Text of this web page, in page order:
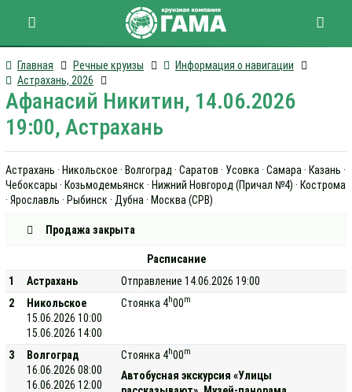
Главная Речные круизы
Информация о навигации
Астрахань, 2026
Афанасий Никитин, 14.06.2026
19:00, Астрахань
Астрахань · Никольское · Волгоград · Саратов · Усовка · Самара · Казань ·
Чебоксары · Козьмодемьянск · Нижний Новгород (Причал №4) · Кострома
· Ярославль · Рыбинск · Дубна · Москва (СРВ)
Продажа закрыта
Расписание
1
Астрахань
Отправление 14.06.2026 19:00
2
Никольское
15.06.2026 10:00
15.06.2026 14:00
Стоянка 4h00m
3
Волгоград
16.06.2026 08:00
16.06.2026 12:00
Стоянка 4h00m
Автобусная экскурсия «Улицы